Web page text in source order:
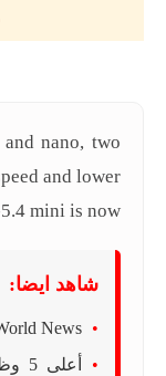
nano, two
and lower
mini is now …
شاهد ايضا:
News